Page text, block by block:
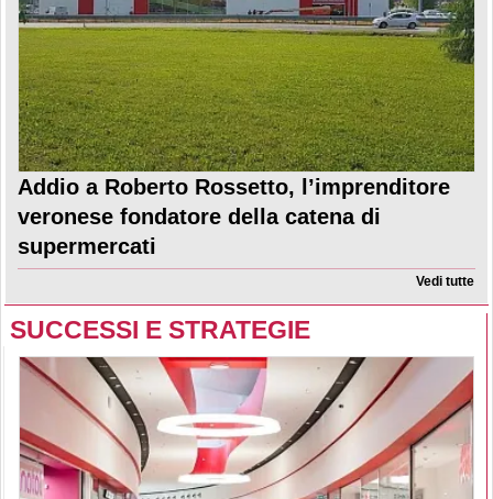
Addio a Roberto Rossetto, l’imprenditore
veronese fondatore della catena di
supermercati
Vedi tutte
SUCCESSI E STRATEGIE